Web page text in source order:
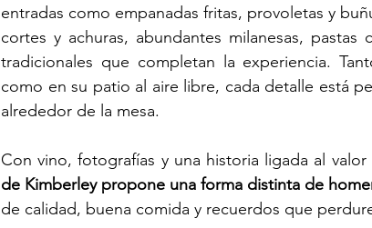
entradas como empanadas fritas, provoletas y
cortes y achuras, abundantes milanesas, pastas
tradicionales que completan la experiencia.
como en su patio al aire libre, cada detalle está
alrededor de la mesa.
Con vino, fotografías y una historia ligada al
de Kimberley propone una forma distinta de
de calidad, buena comida y recuerdos que